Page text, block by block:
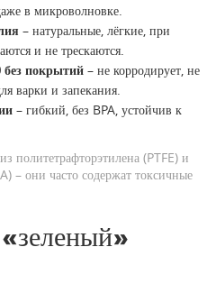
в микроволновке.
– натуральные, лёгкие, при
и не трескаются.
покрытий – не корродирует, не
варки и запекания.
– гибкий, без BPA, устойчив к
политетрафторэтилена (PTFE) и
– они часто содержат токсичные